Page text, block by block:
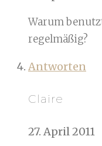
Warum
regelmäßig?
Antworten
Claire
27. April 2011